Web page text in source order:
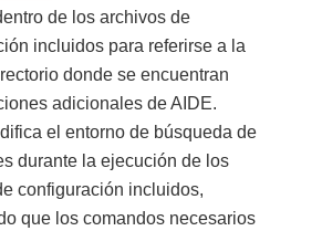
de los archivos de
incluidos para referirse a la
donde se encuentran
adicionales de AIDE.
el entorno de búsqueda de
durante la ejecución de los
configuración incluidos,
que los comandos necesarios